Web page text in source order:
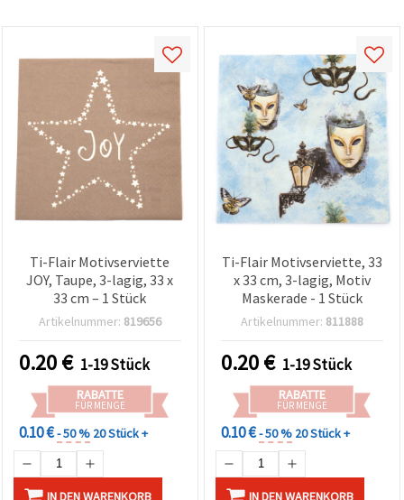
widerrufen.
Datenschutzerklärung
Richtlinie
Alle
akzeptieren
Cookie-
Ti-Flair Motivserviette
JOY, Taupe, 3-lagig, 33 x
33 cm – 1 Stück
Artikelnummer: 819656
0.20€ 1-19 Stück
RABATTE
FÜR MENGE
0.10 €- 50 % 20 Stück +
IN DEN WARENKORB
Ti-Flair Motivserviette, 33
x 33 cm, 3-lagig, Motiv
Maskerade - 1 Stück
Artikelnummer: 811888
0.20€ 1-19 Stück
RABATTE
FÜR MENGE
0.10 €- 50 % 20 Stück +
IN DEN WARENKORB